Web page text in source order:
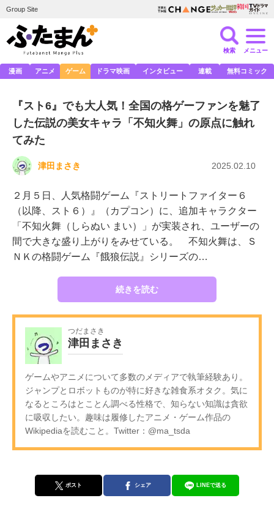
Group Site
検索 メニュー
漫画 アニメ ゲーム ドラマ映画 インタビュー 連載 無料コミック
『スト6』でも大人気！全国の格ゲーファンを魅了
した伝説の美女キャラ「不知火舞」の原点に触れ
てみた
津田まさき 2025.02.10
２月５日、人気格闘ゲーム『ストリートファイター６
（以降、スト６）』（カプコン）に、追加キャラクター
「不知火舞（しらぬい まい）」が実装され、ユーザーの
間で大きな盛り上がりをみせている。 不知火舞は、Ｓ
ＮＫの格闘ゲーム『餓狼伝説』シリーズの…
続きを読む
つだまさき
津田まさき
ゲームやアニメについて多数のメディアで執筆経験あり。
ジャンプとロボットものが特に好きな雑食系オタク。気に
なるところはとことん調べる性格で、知らない知識は貪欲
に吸収したい。趣味は履修したアニメ・ゲーム作品の
Wikipediaを読むこと。Twitter：@ma_tsda
ポスト シェア LINEで送る